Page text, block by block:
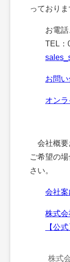
っておりま
お電
TEL：
お問
オン
会社概要
ご希望の
さい。
会社案
株式
【公
株式